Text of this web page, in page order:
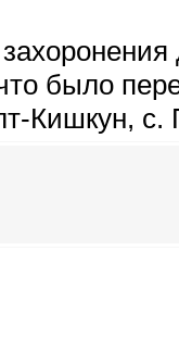
было
Кишкун, с.